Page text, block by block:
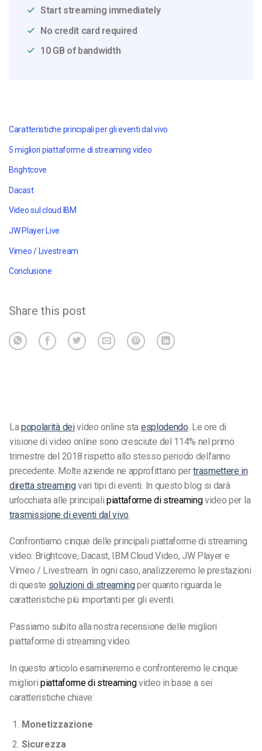
Start streaming immediately
No credit card required
10 GB of bandwidth
Caratteristiche principali per gli eventi dal vivo
5 migliori piattaforme di streaming video
Brightcove
Dacast
Video sul cloud IBM
JW Player Live
Vimeo / Livestream
Conclusione
Share this post
Lapopolarità deivideo online sta esplodendo . Le ore di
visione di video online sono cresciute del 114% nel primo
trimestre del 2018 rispetto allo stesso periodo dell’anno
precedente. Molte aziende ne approfittano pertrasmettere in
diretta streamingvari tipi di eventi. In questo blog si darà
un’occhiata alle principalipiattaforme di streamingvideo per la
trasmissione di eventi dal vivo
Confrontiamo cinque delle principali piattaforme di streaming
video: Brightcove, Dacast, IBM Cloud Video, JW Player e
Vimeo / Livestream. In ogni caso, analizzeremo le prestazioni
di queste soluzioni di streamingper quanto riguarda le
caratteristiche più importanti per gli eventi.
Passiamo subito alla nostra recensione delle migliori
piattaforme di streaming video.
In questo articolo esamineremo e confronteremo le cinque
miglioripiattaforme di streamingvideo in base a sei
caratteristiche chiave:
Monetizzazione
Sicurezza